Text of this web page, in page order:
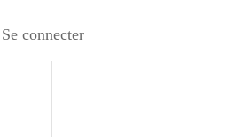
Se connecter